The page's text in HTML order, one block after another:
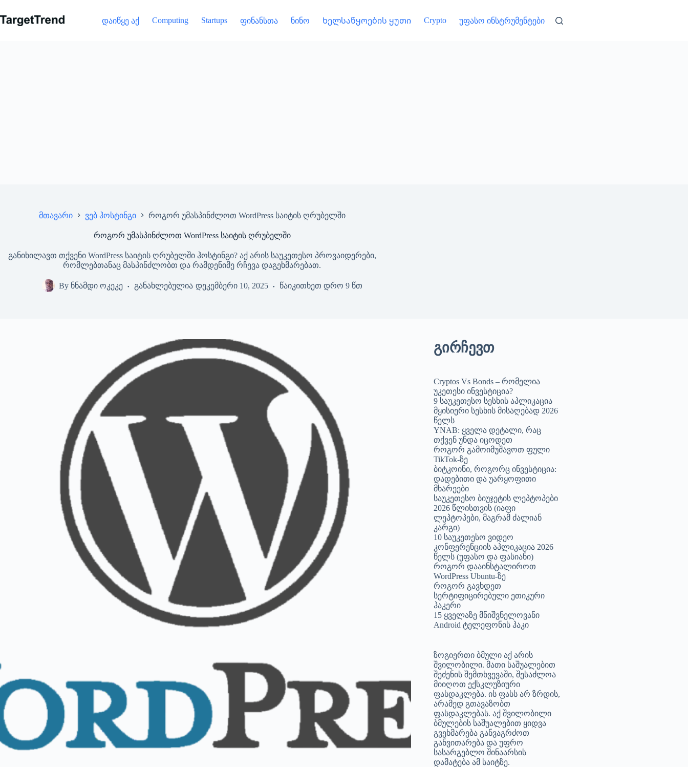
დაიწყე აქ
Computing Startups ფინანსთა ნინო Ხელსაწყოების ყუთი Crypto უფასო ინსტრუმენტები
მთავარი ვებ ჰოსტინგი როგორ უმასპინძლოთ WordPress საიტის ღრუბელში
როგორ უმასპინძლოთ WordPress საიტის ღრუბელში
განიხილავთ თქვენი WordPress საიტის ღრუბელში ჰოსტინგი? აქ არის საუკეთესო პროვაიდერები,
რომლებთანაც მასპინძლობთ და რამდენიმე რჩევა დაგეხმარებათ.
By ნნამდი ოკეკე განახლებულია დეკემბერი 10, 2025 წაიკითხეთ დრო 9 წთ
გირჩევთ
Cryptos Vs Bonds – რომელია
უკეთესი ინვესტიცია?
9 საუკეთესო სესხის აპლიკაცია
მყისიერი სესხის მისაღებად 2026
წელს
YNAB: ყველა დეტალი, რაც
თქვენ უნდა იცოდეთ
როგორ გამოიმუშავოთ ფული
TikTok-ზე
ბიტკოინი, როგორც ინვესტიცია:
დადებითი და უარყოფითი
მხარეები
საუკეთესო ბიუჯეტის ლეპტოპები
2026 წლისთვის (იაფი
ლეპტოპები, მაგრამ ძალიან
კარგი)
10 საუკეთესო ვიდეო
კონფერენციის აპლიკაცია 2026
წელს (უფასო და ფასიანი)
როგორ დააინსტალიროთ
WordPress Ubuntu-ზე
როგორ გავხდეთ
სერტიფიცირებული ეთიკური
ჰაკერი
15 ყველაზე მნიშვნელოვანი
Android ტელეფონის ჰაკი
ზოგიერთი ბმული აქ არის
შვილობილი. მათი საშუალებით
შეძენის შემთხვევაში, შესაძლოა
მიიღოთ ექსკლუზიური
ფასდაკლება. ის ფასს არ ზრდის,
არამედ გთავაზობთ
ფასდაკლებას. აქ შვილობილი
ბმულების საშუალებით ყიდვა
გვეხმარება განვაგრძოთ
განვითარება და უფრო
სასარგებლო შინაარსის
დამატება ამ საიტზე.